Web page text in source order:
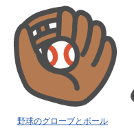
野球のグローブとボール